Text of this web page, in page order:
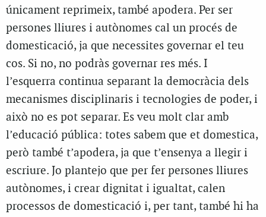
únicament reprimeix, també apodera. Per ser
persones lliures i autònomes cal un procés de
domesticació, ja que necessites governar el teu
cos. Si no, no podràs governar res més. I
l’esquerra continua separant la democràcia dels
mecanismes disciplinaris i tecnologies de poder, i
això no es pot separar. Es veu molt clar amb
l’educació pública: totes sabem que et domestica,
però també t’apodera, ja que t’ensenya a llegir i
escriure. Jo plantejo que per fer persones lliures
autònomes, i crear dignitat i igualtat, calen
processos de domesticació i, per tant, també hi ha